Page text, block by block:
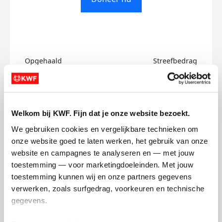
Welkom bij KWF. Fijn dat je onze website bezoekt.
We gebruiken cookies en vergelijkbare technieken om
onze website goed te laten werken, het gebruik van onze
website en campagnes te analyseren en — met jouw
toestemming — voor marketingdoeleinden. Met jouw
toestemming kunnen wij en onze partners gegevens
verwerken, zoals surfgedrag, voorkeuren en technische
gegevens.
Opgehaald
€0
Streefbedrag
€500
Wendy's badges